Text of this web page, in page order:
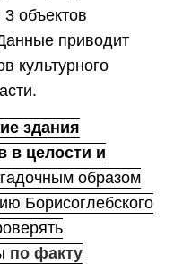
объектов
приводит
культурного
здания
в целости и
образом
Борисоглебского
по факту